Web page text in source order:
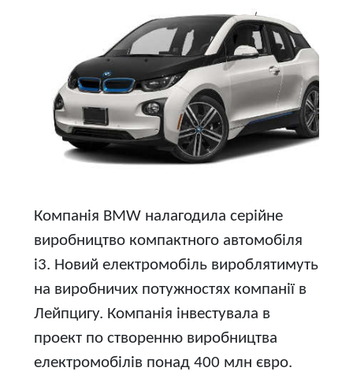
Компанія BMW налагодила серійне
виробництво компактного автомобіля
i3. Новий електромобіль вироблятимуть
на виробничих потужностях компанії в
Лейпцигу. Компанія інвестувала в
проект по створенню виробництва
електромобілів понад 400 млн євро.